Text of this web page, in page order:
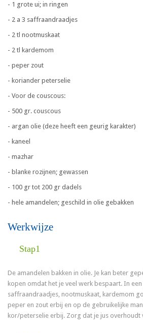
- 1 grote ui; in ringen
- 2 a 3 saffraandraadjes
- 2 tl nootmuskaat
- 2 tl kardemom
- peper zout
- koriander peterselie
- Voor de couscous:
- 500 gr. couscous
- argan olie (deze heeft een geurig karakter)
- kaneel
- mazhar
- blanke rozijnen; gewassen
- 100 gr tot 200 gr dadels
- hele amandelen; geschild in olie gebakken
Werkwijze
Stap1
De amandelen bakken in olie. Je kan beter
kopen omdat het je veel werk bespaart. In
saffraandraadjes, nootmuskaat, kardemom
peper en zout erbij en op de gebruikelijke
kor/peterselie erbij. Zorg dat je jus overhoudt